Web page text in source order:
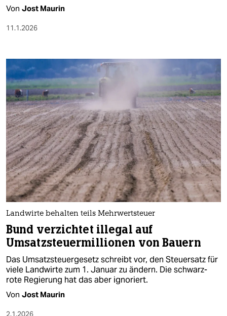
Von Jost Maurin
11.1.2026
Landwirte behalten teils Mehrwertsteuer
Bund verzichtet illegal auf
Umsatzsteuermillionen von Bauern
Das Umsatzsteuergesetz schreibt vor, den Steuersatz für
viele Landwirte zum 1. Januar zu ändern. Die schwarz-
rote Regierung hat das aber ignoriert.
Von Jost Maurin
2.1.2026